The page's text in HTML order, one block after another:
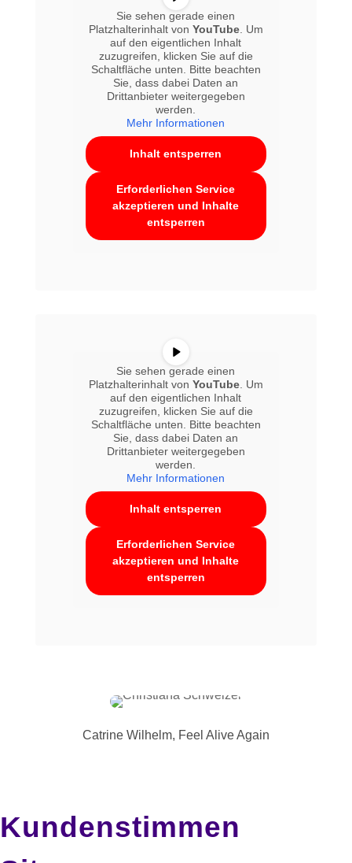
Sie sehen gerade einen
Platzhalterinhalt von YouTube. Um
auf den eigentlichen Inhalt
zuzugreifen, klicken Sie auf die
Schaltfläche unten. Bitte beachten
Sie, dass dabei Daten an
Drittanbieter weitergegeben
werden.
Mehr Informationen
Inhalt entsperren
Erforderlichen Service
akzeptieren und Inhalte
entsperren
Sie sehen gerade einen
Platzhalterinhalt von YouTube. Um
auf den eigentlichen Inhalt
zuzugreifen, klicken Sie auf die
Schaltfläche unten. Bitte beachten
Sie, dass dabei Daten an
Drittanbieter weitergegeben
werden.
Mehr Informationen
Inhalt entsperren
Erforderlichen Service
akzeptieren und Inhalte
entsperren
Catrine Wilhelm, Feel Alive Again
Kundenstimmen